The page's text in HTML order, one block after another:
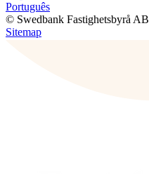
Português
© Swedbank Fastighetsbyrå AB
Sitemap